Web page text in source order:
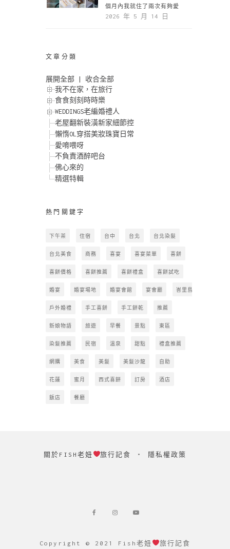
個月內我就住了兩次有夠愛
2026 年 5 月 14 日
文章分類
展開全部 | 收合全部
我不在家，在旅行
食食刻刻時時樂
WEDDINGS老編婚禮人
老屋翻新裝潢新家細節控
懶惰OL穿搭美妝珠寶日常
愛唷喂呀
不負責酒醉吧台
佛心來的
精選特輯
熱門關鍵字
下午茶 住宿 台中 台北 台北染髮
台北美食 商務 喜宴 喜宴菜單 喜餅
喜餅價格 喜餅推薦 喜餅禮盒 喜餅試吃
婚宴 婚宴場地 婚宴會館 宴會廳 峇里島
戶外婚禮 手工喜餅 手工餅乾 推薦
新娘物語 旅遊 早餐 景點 東區
染髮推薦 民宿 溫泉 甜點 禮盒推薦
網購 美食 美髮 美髮沙龍 自助
花蓮 蜜月 西式喜餅 訂房 酒店
飯店 餐廳
關於FISH老妞 旅行記食 ‧ 隱私權政策
Copyright © 2021 Fish老妞 旅行記食